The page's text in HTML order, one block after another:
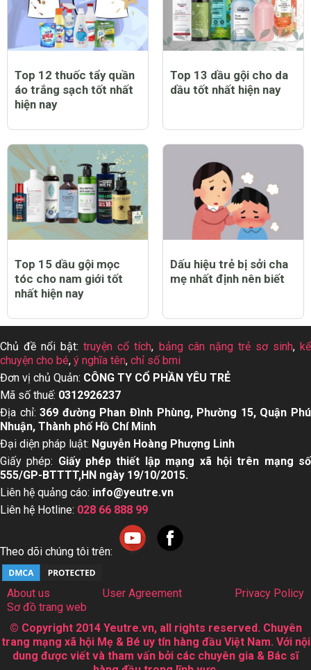
Top 12 thuốc tẩy quần
áo trắng sạch tốt nhất
hiện nay
Top 13 dầu gội cho da
dầu tốt nhất hiện nay
Top 15 dầu gội mọc
tóc cho nam giới tốt
nhất hiện nay
Dấu hiệu trẻ bị sởi cha
mẹ nhất định nên biết
Chủ đề nổi bật:truyện cổ tích, bảng cân nặng trẻ sơ sinh, kể
chuyện cho bé, ý nghĩa tên, chỉ số bmi
Đơn vị chủ Quản: CÔNG TY CỔ PHẦN YÊU TRẺ
Mã số thuế: 0312926237
Địa chỉ:369 đường Phan Đình Phùng, Phường 15, Quận Phú
Nhuận, Thành phố Hồ Chí Minh
Đại diện pháp luật: Nguyễn Hoàng Phượng Linh
Giấy phép: Giấy phép thiết lập mạng xã hội trên mạng số
555/GP-BTTTT,HN ngày 19/10/2015.
Liên hệ quảng cáo: info@yeutre.vn
Liên hệ Hotline: 028 66 888 99
Theo dõi chúng tôi trên:
About us User Agreement
Privacy Policy
Sơ đồ trang web
© Copyright 2014 Yeutre.vn, all rights reserved. Chuyên
trang mạng xã hội Mẹ & Bé uy tín hàng đầu Việt Nam. Với nội
dung được viết và tham vấn bởi các chuyên gia & Bác sĩ